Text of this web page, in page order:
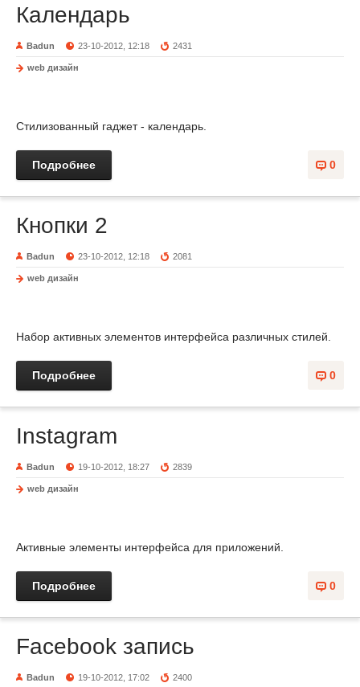
Календарь
Badun 23-10-2012, 12:18 2431
web дизайн
Стилизованный гаджет - календарь.
0
Подробнее
Кнопки 2
Badun 23-10-2012, 12:18 2081
web дизайн
Набор активных элементов интерфейса различных стилей.
0
Подробнее
Instagram
Badun 19-10-2012, 18:27 2839
web дизайн
Активные элементы интерфейса для приложений.
0
Подробнее
Facebook запись
Badun 19-10-2012, 17:02 2400